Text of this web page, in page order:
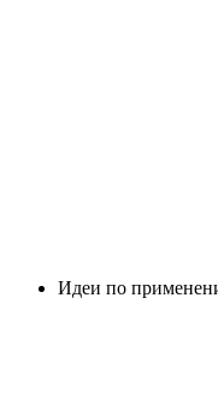
Идеи по